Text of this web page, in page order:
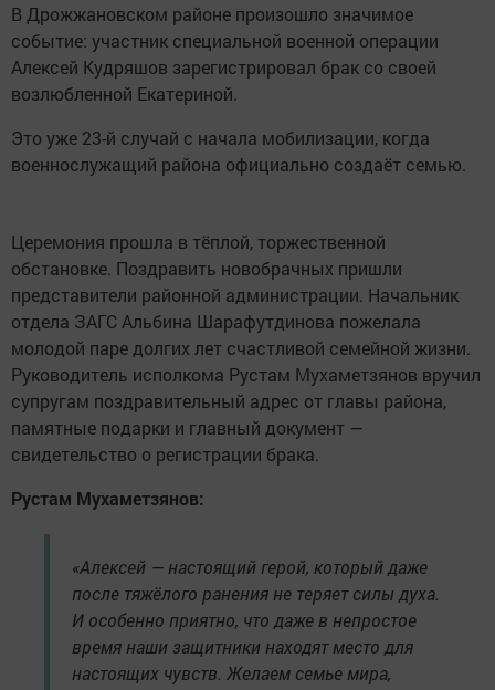
В Дрожжановском районе произошло значимое
событие: участник специальной военной операции
Алексей Кудряшов зарегистрировал брак со своей
возлюбленной Екатериной.
Это уже 23-й случай с начала мобилизации, когда
военнослужащий района официально создаёт семью.
Церемония прошла в тёплой, торжественной
обстановке. Поздравить новобрачных пришли
представители районной администрации. Начальник
отдела ЗАГС Альбина Шарафутдинова пожелала
молодой паре долгих лет счастливой семейной жизни.
Руководитель исполкома Рустам Мухаметзянов вручил
супругам поздравительный адрес от главы района,
памятные подарки и главный документ —
свидетельство о регистрации брака.
Рустам Мухаметзянов:
«Алексей — настоящий герой, который даже
после тяжёлого ранения не теряет силы духа.
И особенно приятно, что даже в непростое
время наши защитники находят место для
настоящих чувств. Желаем семье мира,